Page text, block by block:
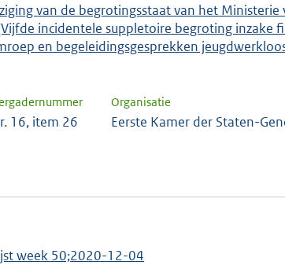
van de begrotingsstaat van het Ministerie
incidentele suppletoire begroting inzake
en begeleidingsgesprekken
16, item 26
Organisatie
Eerste Kamer der Staten-
week 50;2020-12-04